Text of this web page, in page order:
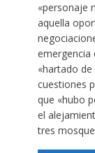
«personaje
aquella
emergencia
«hartado
cuestiones
que «hubo
el
tres